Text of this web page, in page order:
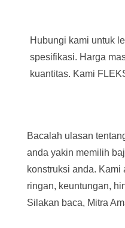
Hubungi kami untuk
spesifikasi. Harga
kuantitas. Kami
Bacalah ulasan
anda yakin memilih
konstruksi anda.
ringan, keuntungan,
Silakan baca, Mitra